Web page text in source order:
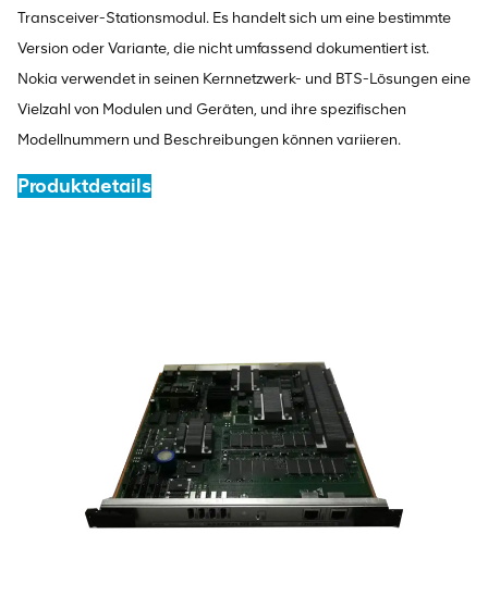
Transceiver-Stationsmodul. Es handelt sich um eine bestimmte
Version oder Variante, die nicht umfassend dokumentiert ist.
Nokia verwendet in seinen Kernnetzwerk- und BTS-Lösungen eine
Vielzahl von Modulen und Geräten, und ihre spezifischen
Modellnummern und Beschreibungen können variieren.
Produktdetails